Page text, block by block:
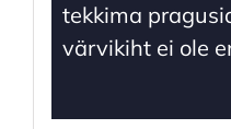
tekkima
värvikiht ei ole